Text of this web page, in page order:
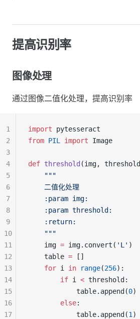
提高识别率
图像处理
通过图像二值化处理，提高识别率
import pytesseract
from PIL import Image
def threshold (img, threshold
    """
    二值化处理
    :param img:
    :param threshold:
    :return:
    """
    img
= img.convert( 'L' )
    table
= []
    for
i in range(256):
        if
i < threshold:
            table.append(
0)
        else
:
            table.append(
1 )
1
2
3
4
5
6
7
8
9
10
11
12
13
14
15
16
17